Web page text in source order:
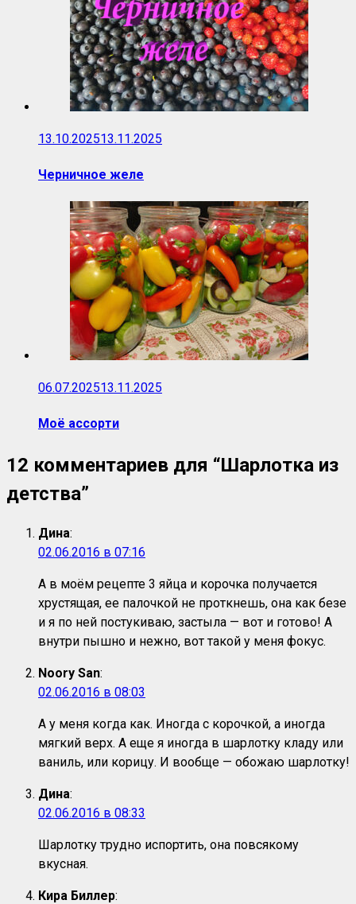
13.10.202513.11.2025
Черничное желе
06.07.202513.11.2025
Моё ассорти
12 комментариев для “Шарлотка из
детства”
Дина:
02.06.2016 в 07:16
А в моём рецепте 3 яйца и корочка получается
хрустящая, ее палочкой не проткнешь, она как безе
и я по ней постукиваю, застыла — вот и готово! А
внутри пышно и нежно, вот такой у меня фокус.
Noory San:
02.06.2016 в 08:03
А у меня когда как. Иногда с корочкой, а иногда
мягкий верх. А еще я иногда в шарлотку кладу или
ваниль, или корицу. И вообще — обожаю шарлотку!
Дина:
02.06.2016 в 08:33
Шарлотку трудно испортить, она повсякому
вкусная.
Кира Биллер: